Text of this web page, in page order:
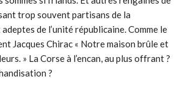
trop souvent partisans de la
de l’unité républicaine. Comme le
Jacques Chirac « Notre maison brûle et
» La Corse à l’encan, au plus offrant ?
?